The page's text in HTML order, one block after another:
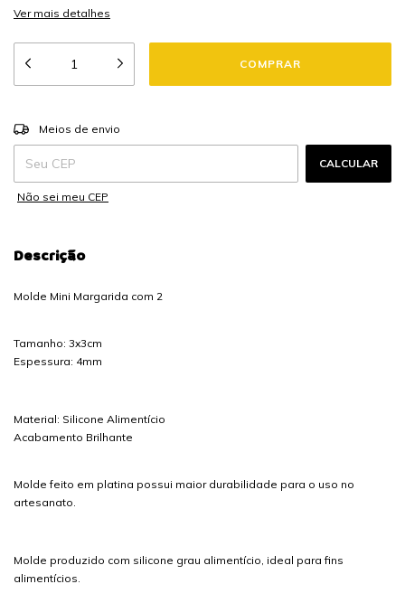
Ver mais detalhes
Entregas para o CEP:
Meios de envio
CALCULAR
Não sei meu CEP
Descrição
Molde Mini Margarida com 2
Tamanho: 3x3cm
Espessura: 4mm
Material: Silicone Alimentício
Acabamento Brilhante
Molde feito em platina possui maior durabilidade para o uso no
artesanato.
Molde produzido com silicone grau alimentício, ideal para fins
alimentícios.